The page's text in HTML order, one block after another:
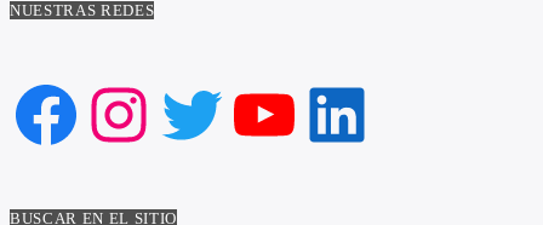
NUESTRAS REDES
Facebook
Instagram
Twitter
YouTube
LinkedIn
BUSCAR EN EL SITIO